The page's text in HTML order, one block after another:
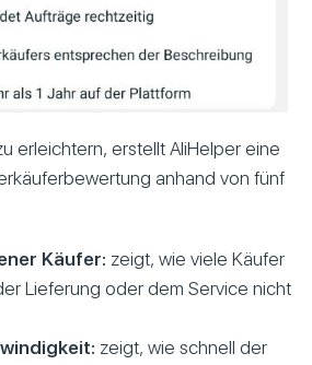
erleichtern, erstellt AliHelper eine
anhand von fünf
Käufer: zeigt, wie viele Käufer
Lieferung oder dem Service nicht
zeigt, wie schnell der